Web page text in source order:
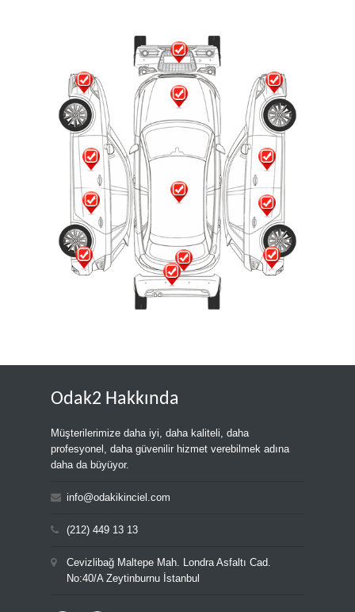
Odak2 Hakkında
Müşterilerimize daha iyi, daha kaliteli, daha
profesyonel, daha güvenilir hizmet verebilmek adına
daha da büyüyor.
info@odakikinciel.com
(212) 449 13 13
Cevizlibağ Maltepe Mah. Londra Asfaltı Cad.
No:40/A Zeytinburnu İstanbul